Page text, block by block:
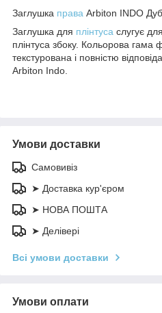
Заглушка права Arbiton INDO
Заглушка для плінтуса слугує
плінтуса збоку. Кольорова гама
текстурована і повністю
Arbiton Indo.
Умови доставки
Самовивіз
➤ Доставка кур'єром
➤ НОВА ПОШТА
➤ Делівері
Всі умови доставки
Умови оплати